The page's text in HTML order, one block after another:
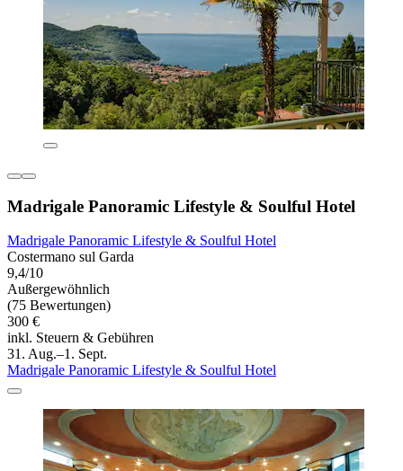
Madrigale Panoramic Lifestyle & Soulful Hotel
Madrigale Panoramic Lifestyle & Soulful Hotel
Costermano sul Garda
9,4/10
Außergewöhnlich
(75 Bewertungen)
300 €
inkl. Steuern & Gebühren
31. Aug.–1. Sept.
Madrigale Panoramic Lifestyle & Soulful Hotel